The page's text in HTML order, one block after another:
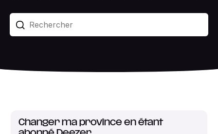
Changer ma province en étant